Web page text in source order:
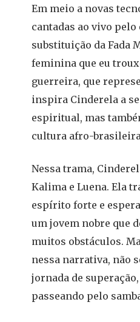
Em meio a novas
cantadas ao vivo
substituição da Fada
feminina que eu
guerreira, que
inspira Cinderela a
espiritual, mas
cultura afro-
Nessa trama,
Kalima e Luena. Ela
espírito forte e
um jovem nobre que
muitos obstáculos.
nessa narrativa, não
jornada de
passeando pelo